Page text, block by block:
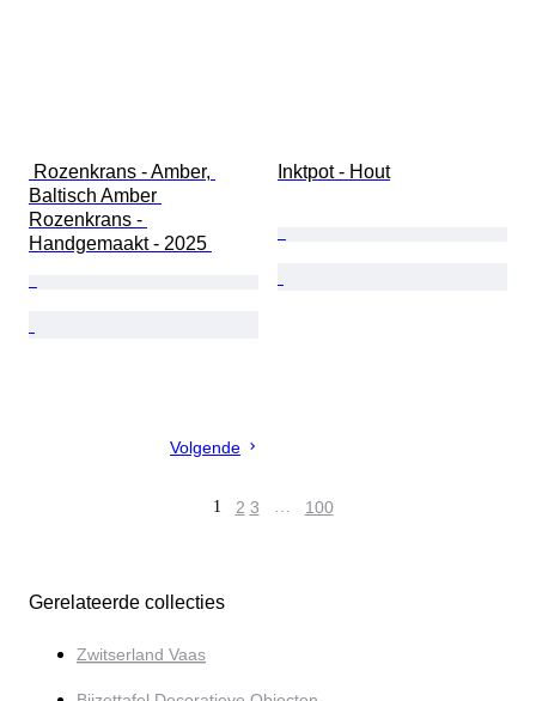
Baltisch Amber
Rozenkrans -
Handgemaakt - 2025
Inktpot - Hout
Volgende
1 2 3 … 100
Gerelateerde collecties
Zwitserland Vaas